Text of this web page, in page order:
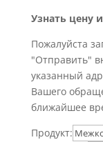
Узнать цену
Пожалуйста
"Отправить"
указанный
Вашего
ближайшее
Продукт: